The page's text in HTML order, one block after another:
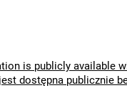
is publicly available
dostępna publicznie